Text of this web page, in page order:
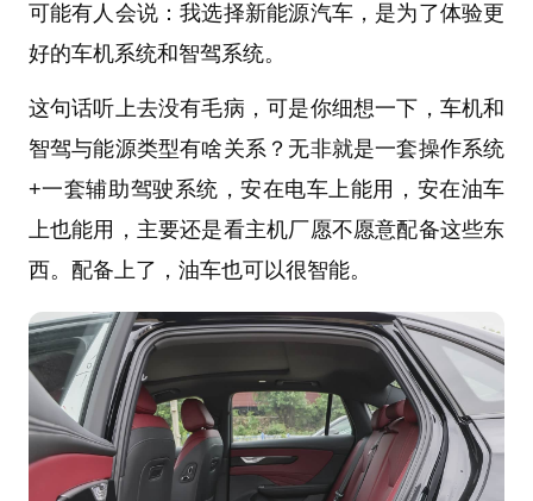
可能有人会说：我选择新能源汽车，是为了体验更
好的车机系统和智驾系统。
这句话听上去没有毛病，可是你细想一下，车机和
智驾与能源类型有啥关系？无非就是一套操作系统
+一套辅助驾驶系统，安在电车上能用，安在油车
上也能用，主要还是看主机厂愿不愿意配备这些东
西。配备上了，油车也可以很智能。